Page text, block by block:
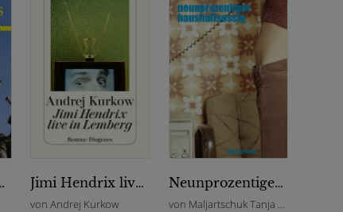
Jimi Hendrix live in Lemberg
von Andrej Kurkow
Neunprozentiger Haushaltsessig
von Maljartschuk Tanja Dathe Cla